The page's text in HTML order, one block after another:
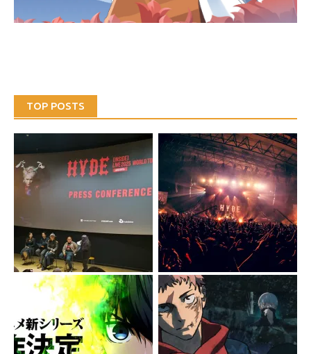
TOP POSTS